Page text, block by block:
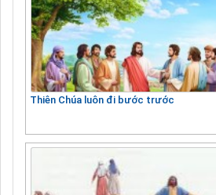
Thiên Chúa luôn đi bước trước